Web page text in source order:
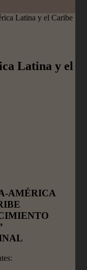
Latina y el Caribe
Latina y el
AMÉRICA